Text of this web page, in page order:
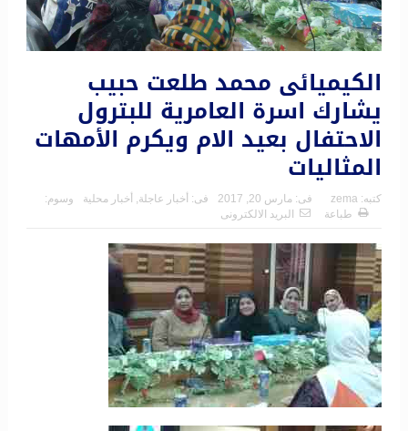
الكيميائى محمد طلعت حبيب
يشارك اسرة العامرية للبترول
الاحتفال بعيد الام ويكرم الأمهات
المثاليات
كتبه: zema فى: مارس 20, 2017 فى: أخبار عاجلة أخبار محلية
وسوم:
طباعة
البريد الالكترونى